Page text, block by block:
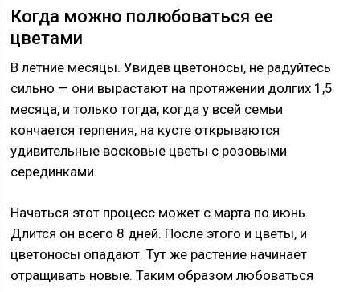
Когда можно полюбоваться ее
цветами
В летние месяцы. Увидев цветоносы, не радуйтесь
сильно — они вырастают на протяжении долгих 1,5
месяца, и только тогда, когда у всей семьи
кончается терпения, на кусте открываются
удивительные восковые цветы с розовыми
серединками.
Начаться этот процесс может с марта по июнь.
Длится он всего 8 дней. После этого и цветы, и
цветоносы опадают. Тут же растение начинает
отращивать новые. Таким образом любоваться